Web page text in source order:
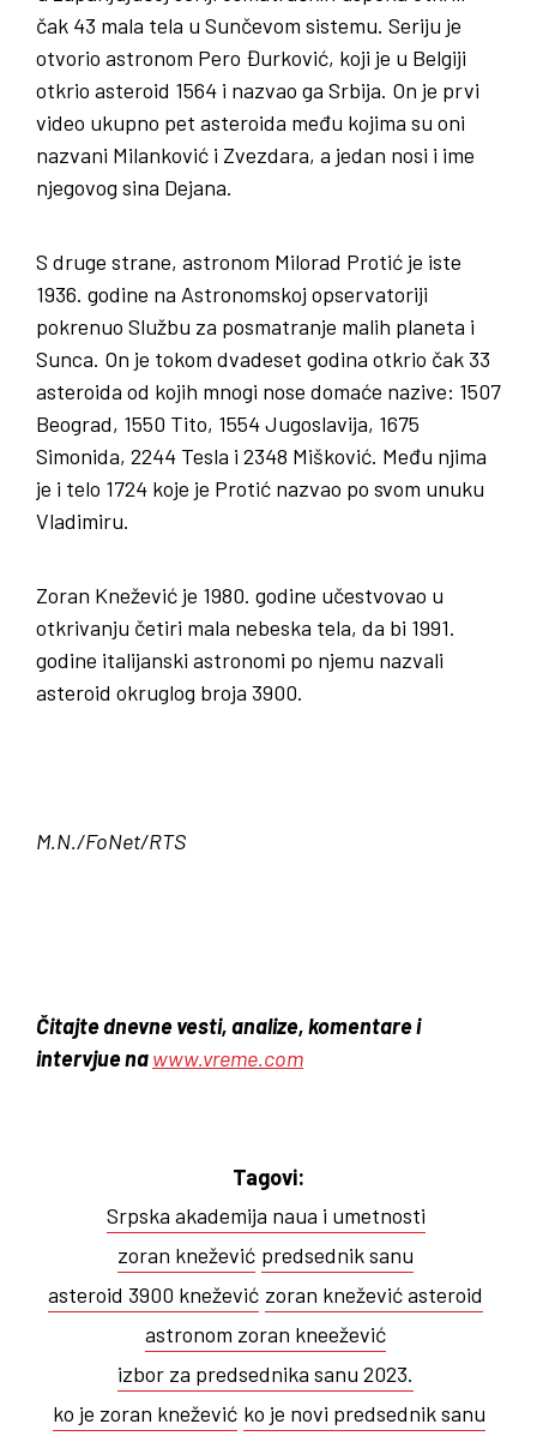
čak 43 mala tela u Sunčevom sistemu. Seriju je
otvorio astronom Pero Đurković, koji je u Belgiji
otkrio asteroid 1564 i nazvao ga Srbija. On je prvi
video ukupno pet asteroida među kojima su oni
nazvani Milanković i Zvezdara, a jedan nosi i ime
njegovog sina Dejana.
S druge strane, astronom Milorad Protić je iste
1936. godine na Astronomskoj opservatoriji
pokrenuo Službu za posmatranje malih planeta i
Sunca. On je tokom dvadeset godina otkrio čak 33
asteroida od kojih mnogi nose domaće nazive: 1507
Beograd, 1550 Tito, 1554 Jugoslavija, 1675
Simonida, 2244 Tesla i 2348 Mišković. Među njima
je i telo 1724 koje je Protić nazvao po svom unuku
Vladimiru.
Zoran Knežević je 1980. godine učestvovao u
otkrivanju četiri mala nebeska tela, da bi 1991.
godine italijanski astronomi po njemu nazvali
asteroid okruglog broja 3900.
M.N./FoNet/RTS
Čitajte dnevne vesti, analize, komentare i
intervjue nawww.vreme.com
Tagovi:
Srpska akademija naua i umetnosti
zoran knežević predsednik sanu
asteroid 3900 knežević zoran knežević asteroid
astronom zoran kneežević
izbor za predsednika sanu 2023.
ko je zoran knežević ko je novi predsednik sanu